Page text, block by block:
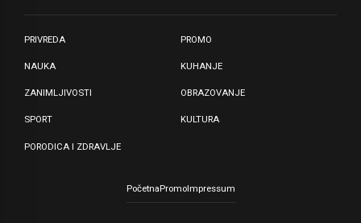
PRIVREDA PROMO
NAUKA KUHANJE
ZANIMLJIVOSTI OBRAZOVANJE
SPORT KULTURA
PORODICA I ZDRAVLJE
PočetnaPromoImpressum